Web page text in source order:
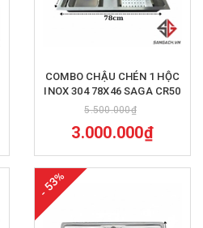
COMBO CHẬU CHÉN 1 HỘC
INOX 304 78X46 SAGA CR50
5.500.000₫
3.000.000₫
- 53%